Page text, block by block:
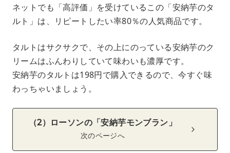
ネットでも「高評価」を受けているこの「安納芋のタ
ルト」は、リピートしたい率80％の人気商品です。
タルトはサクサクで、その上にのっている安納芋のク
リームはふんわりしていて味わいも濃厚です。
安納芋のタルトは198円で購入できるので、今すぐ味
わっちゃいましょう。
（2）ローソンの「安納芋モンブラン」
次のページへ